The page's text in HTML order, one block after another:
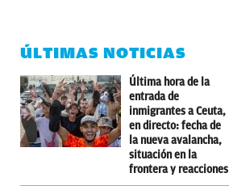
ÚLTIMAS NOTICIAS
Última hora de la
entrada de
inmigrantes a Ceuta,
en directo: fecha de
la nueva avalancha,
situación en la
frontera y reacciones